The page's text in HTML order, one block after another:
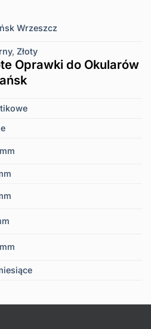
Wrzeszcz
,Złoty
Oprawki do Okularów